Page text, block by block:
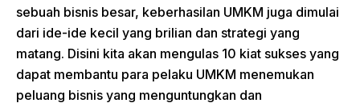
sebuah bisnis besar, keberhasilan UMKM juga dimulai
dari ide-ide kecil yang brilian dan strategi yang
matang. Disini kita akan mengulas 10 kiat sukses yang
dapat membantu para pelaku UMKM menemukan
peluang bisnis yang menguntungkan dan